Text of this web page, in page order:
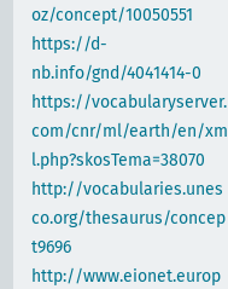
oz/concept/10050551
https://d-
nb.info/gnd/4041414-0
https://vocabularyserver.
com/cnr/ml/earth/en/xm
l.php?skosTema=38070
http://vocabularies.unes
co.org/thesaurus/concep
t9696
http://www.eionet.europ